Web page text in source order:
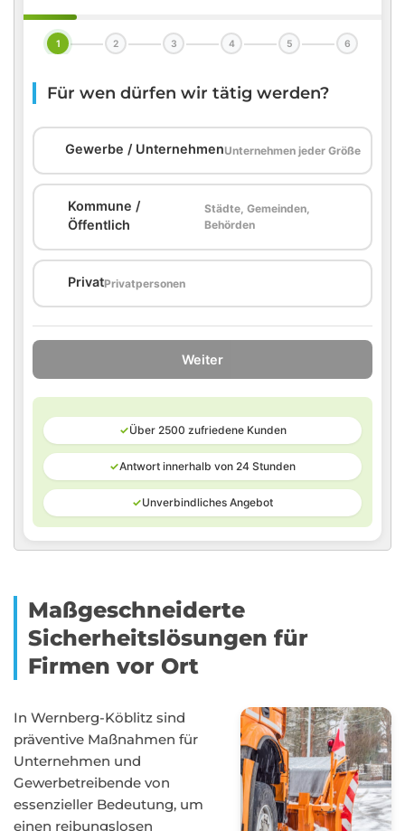
1 2 3 4 5 6
Für wen dürfen wir tätig werden?
Gewerbe / UnternehmenUnternehmen jeder Größe
Kommune /
Öffentlich
Städte, Gemeinden,
Behörden
PrivatPrivatpersonen
Weiter
✓Über 2500 zufriedene Kunden
✓Antwort innerhalb von 24 Stunden
✓Unverbindliches Angebot
Maßgeschneiderte
Sicherheitslösungen für
Firmen vor Ort
In Wernberg-Köblitz sind
präventive Maßnahmen für
Unternehmen und
Gewerbetreibende von
essenzieller Bedeutung, um
einen reibungslosen